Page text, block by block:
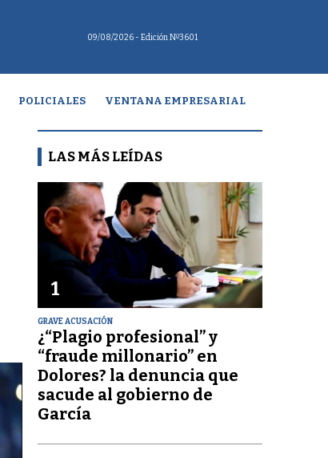
09/08/2026 - Edición Nº3601
POLICIALES VENTANA EMPRESARIAL
LAS MÁS LEÍDAS
1
GRAVE ACUSACIÓN
¿“Plagio profesional” y
“fraude millonario” en
Dolores? la denuncia que
sacude al gobierno de
García